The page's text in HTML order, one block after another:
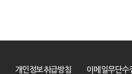
개인정보취급방침 이메일무단수